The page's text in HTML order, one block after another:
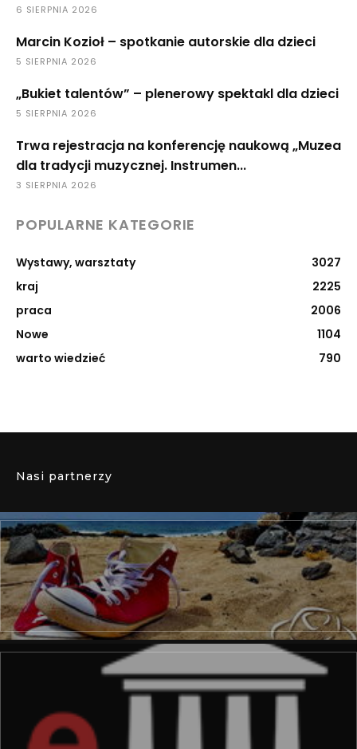
6 SIERPNIA 2026
Marcin Kozioł – spotkanie autorskie dla dzieci
5 SIERPNIA 2026
„Bukiet talentów” – plenerowy spektakl dla dzieci
5 SIERPNIA 2026
Trwa rejestracja na konferencję naukową „Muzea
dla tradycji muzycznej. Instrumen...
3 SIERPNIA 2026
POPULARNE KATEGORIE
Wystawy, warsztaty
3027
kraj
2225
praca
2006
Nowe
1104
warto wiedzieć
790
Nasi partnerzy